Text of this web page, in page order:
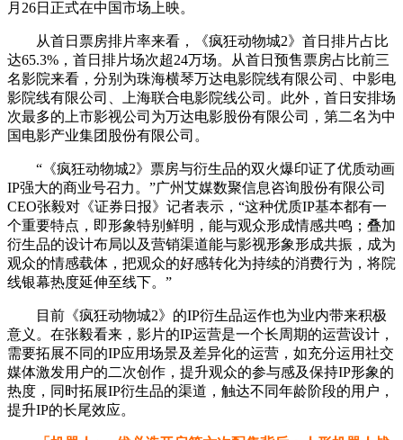
月26日正式在中国市场上映。
从首日票房排片率来看，《疯狂动物城2》首日排片占比
达65.3%，首日排片场次超24万场。从首日预售票房占比前三
名影院来看，分别为珠海横琴万达电影院线有限公司、中影电
影院线有限公司、上海联合电影院线公司。此外，首日安排场
次最多的上市影视公司为万达电影股份有限公司，第二名为中
国电影产业集团股份有限公司。
“《疯狂动物城2》票房与衍生品的双火爆印证了优质动画
IP强大的商业号召力。”广州艾媒数聚信息咨询股份有限公司
CEO张毅对《证券日报》记者表示，“这种优质IP基本都有一
个重要特点，即形象特别鲜明，能与观众形成情感共鸣；叠加
衍生品的设计布局以及营销渠道能与影视形象形成共振，成为
观众的情感载体，把观众的好感转化为持续的消费行为，将院
线银幕热度延伸至线下。”
目前《疯狂动物城2》的IP衍生品运作也为业内带来积极
意义。在张毅看来，影片的IP运营是一个长周期的运营设计，
需要拓展不同的IP应用场景及差异化的运营，如充分运用社交
媒体激发用户的二次创作，提升观众的参与感及保持IP形象的
热度，同时拓展IP衍生品的渠道，触达不同年龄阶段的用户，
提升IP的长尾效应。